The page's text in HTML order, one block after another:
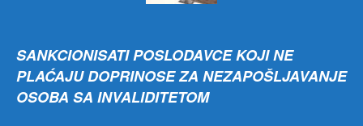
SANKCIONISATI POSLODAVCE KOJI NE
PLAĆAJU DOPRINOSE ZA NEZAPOŠLJAVANJE
OSOBA SA INVALIDITETOM